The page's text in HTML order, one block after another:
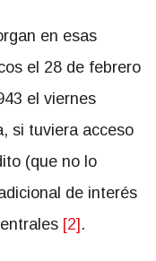
en esas
el 28 de febrero
el viernes
si tuviera acceso
(que no lo
de interés
[2] .